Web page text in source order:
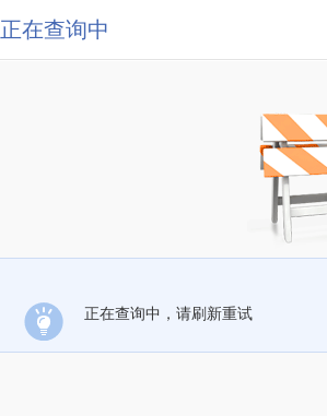
正在查询中
正在查询中，请刷新重试